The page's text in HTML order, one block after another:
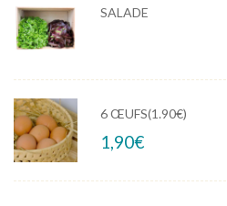
SALADE
6 ŒUFS(1.90€)
1,90€